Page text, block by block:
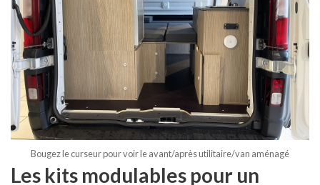
Bougez le curseur pour voir le avant/après utilitaire/van aménagé
Les kits modulables pour un